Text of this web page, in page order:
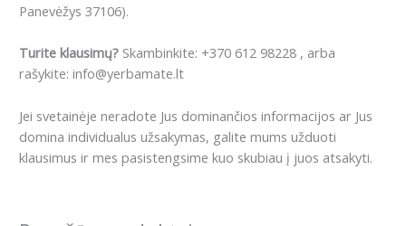
Panevėžys 37106).
Turite klausimų? Skambinkite: +370 612 98228 , arba
rašykite: info@yerbamate.lt
Jei svetainėje neradote Jus dominančios informacijos ar Jus
domina individualus užsakymas, galite mums užduoti
klausimus ir mes pasistengsime kuo skubiau į juos atsakyti.